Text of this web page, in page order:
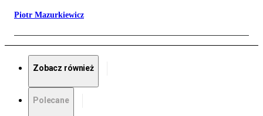
Piotr Mazurkiewicz
Zobacz również
Polecane